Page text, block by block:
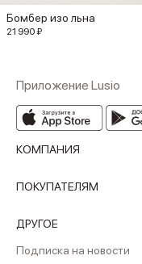
Бомбер изо льна
21 990 ₽
Приложение Lusio
КОМПАНИЯ
ПОКУПАТЕЛЯМ
ДРУГОЕ
Подписка на новости